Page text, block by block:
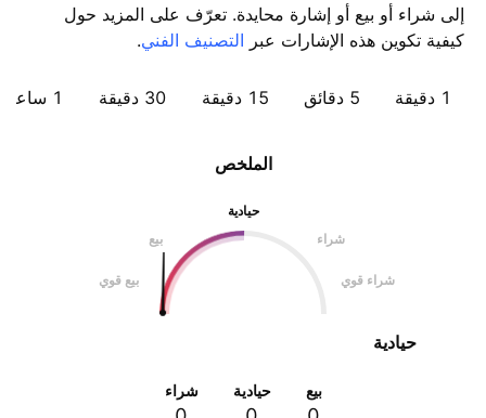
إلى شراء أو بيع أو إشارة محايدة. تعرّف على المزيد حول
كيفية تكوين هذه الإشارات عبر التصنيف الفني.
1 دقيقة 5 دقائق 15 دقيقة 30 دقيقة 1 ساعة
الملخص
حيادية
بيع
شراء
بيع قوي شراء قوي
حيادية
بيع حيادية شراء